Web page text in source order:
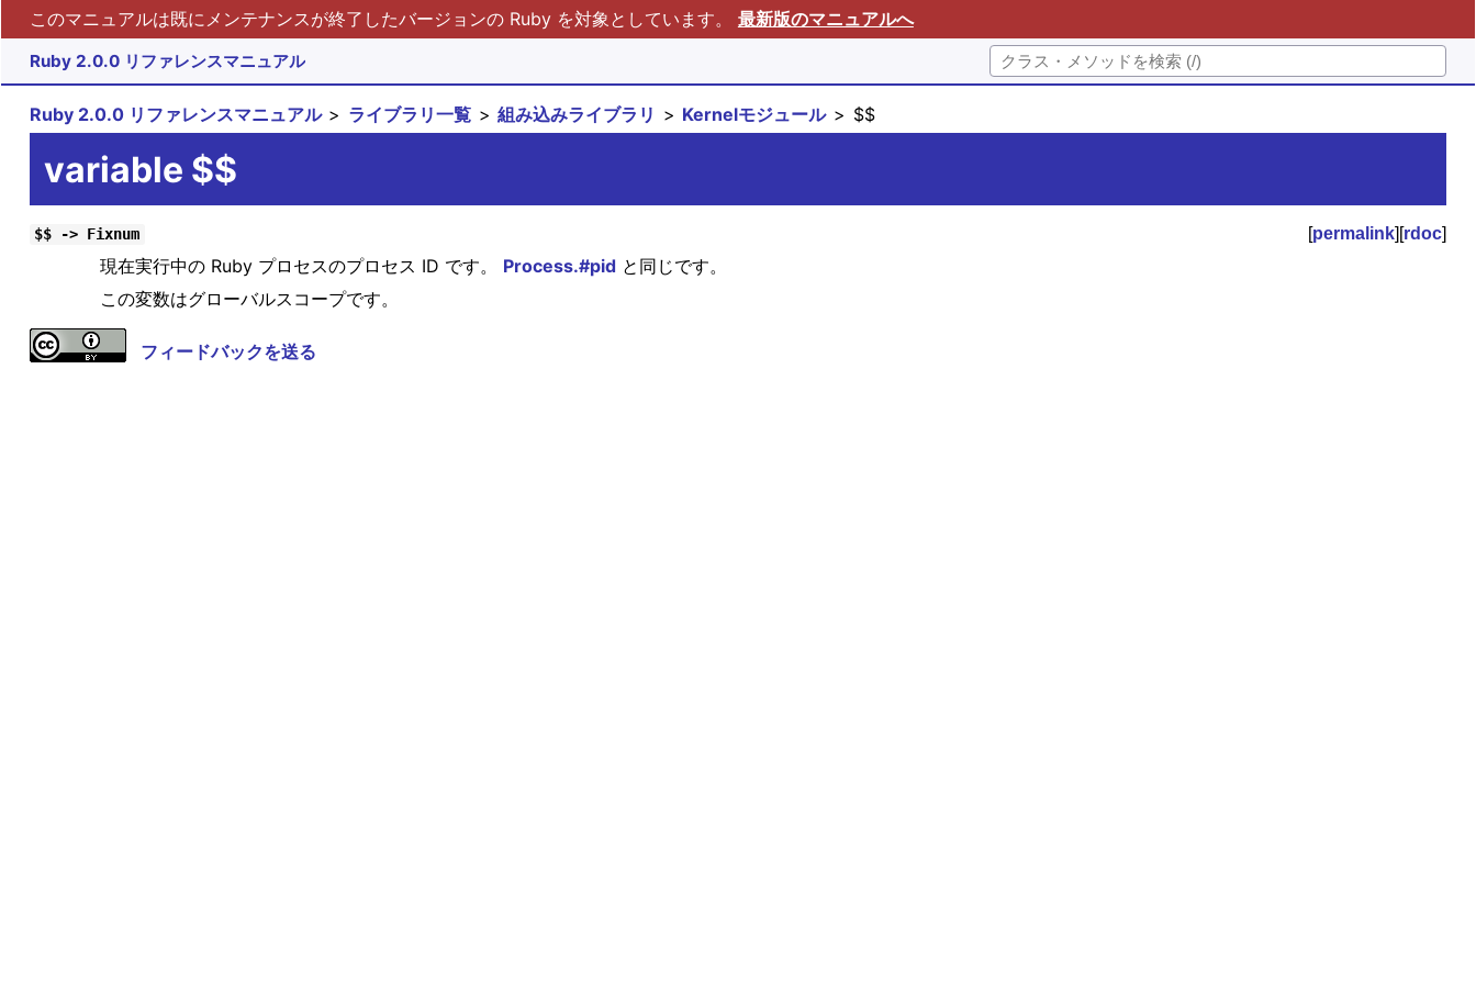
このマニュアルは既にメンテナンスが終了したバージョンの Ruby を対象としています。 最新版のマニュアルへ
Ruby 2.0.0 リファレンスマニュアル
Ruby 2.0.0 リファレンスマニュアル ライブラリ一覧 組み込みライブラリ Kernelモジュール $$
variable $$
$$ -> Fixnum [permalink][rdoc]
現在実行中の Ruby プロセスのプロセス ID です。 Process.#pidと同じです。
この変数はグローバルスコープです。
フィードバックを送る